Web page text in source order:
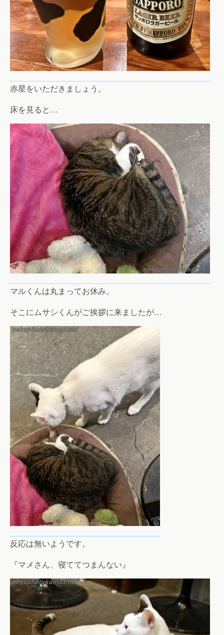
赤星をいただきましょう。
床を見ると…
マルくんは丸まってお休み。
そこにムサシくんがご挨拶に来ましたが…
反応は無いようです。
『マメさん、寝ててつまんない』